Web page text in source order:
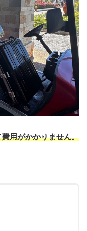
用がかかりません。